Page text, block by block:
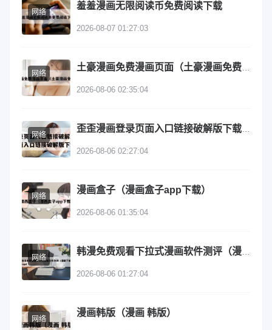
网络
羞羞漫画无限阅读币免费阅读下载
2026-08-07 01:27:03
网络
2026-08-06 02:35:04
网络
2026-08-06 02:27:04
网络
漫画盒子（漫画盒子app下载）
2026-08-06 01:35:04
网络
2026-08-06 01:27:04
网络
漫画韩版（漫画 韩版）